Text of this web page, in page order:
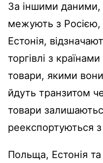
За іншими даними,
межують з Росією,
Естонія,
торгівлі з
товари, якими
йдуть транзитом
товари
реекспортуються з
Польща, Естонія